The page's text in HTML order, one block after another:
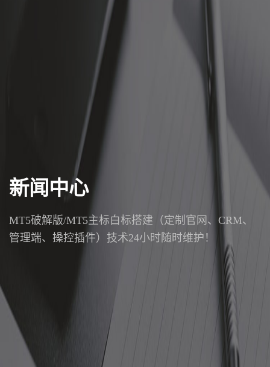
新闻中心
MT5破解版/MT5主标白标搭建（定制官网、CRM、
管理端、操控插件）技术24小时随时维护！